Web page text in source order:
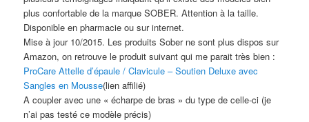
plus confortable de la marque SOBER. Attention à la taille.
Disponible en pharmacie ou sur internet.
Mise à jour 10/2015. Les produits Sober ne sont plus dispos sur
Amazon, on retrouve le produit suivant qui me parait très bien :
ProCare Attelle d’épaule / Clavicule – Soutien Deluxe avec
Sangles en Mousse(lien affilié)
A coupler avec une « écharpe de bras » du type de celle-ci (je
n’ai pas testé ce modèle précis)